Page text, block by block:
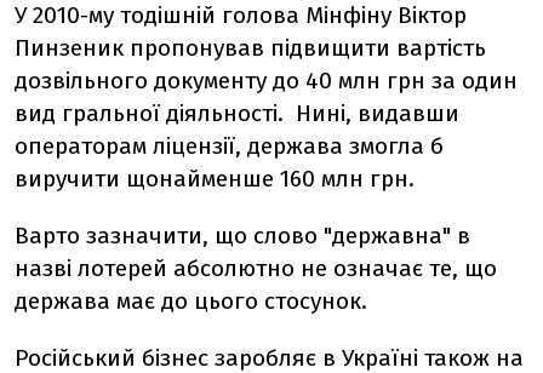
У 2010-му тодішній голова Мінфіну Віктор
Пинзеник пропонував підвищити вартість
дозвільного документу до 40 млн грн за один
вид гральної діяльності. Нині, видавши
операторам ліцензії, держава змогла б
виручити щонайменше 160 млн грн.
Варто зазначити, що слово "державна" в
назві лотерей абсолютно не означає те, що
держава має до цього стосунок.
Російський бізнес заробляє в Україні також на